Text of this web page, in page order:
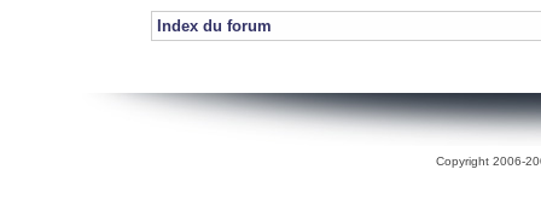
Index du forum
Copyright 2006-